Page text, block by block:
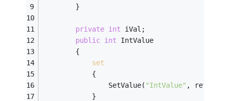
        }
private int iVal;
public int IntValue
        {
set
            {
                SetValue(
"IntValue" , ref
            }